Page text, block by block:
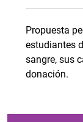
Propuesta
estudiantes
sangre, sus
donación.